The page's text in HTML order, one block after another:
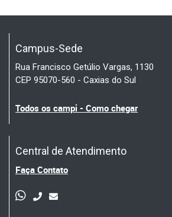
Campus-Sede
Rua Francisco Getúlio Vargas, 1130
CEP 95070-560 - Caxias do Sul
Todos os campi - Como chegar
Central de Atendimento
Faça Contato